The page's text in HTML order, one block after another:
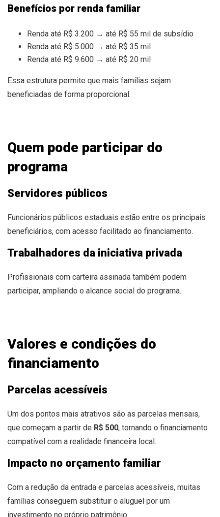
Benefícios por renda familiar
Renda até R$ 3.200 → até R$ 55 mil de subsídio
Renda até R$ 5.000 → até R$ 35 mil
Renda até R$ 9.600 → até R$ 20 mil
Essa estrutura permite que mais famílias sejam
beneficiadas de forma proporcional.
Quem pode participar do
programa
Servidores públicos
Funcionários públicos estaduais estão entre os principais
beneficiários, com acesso facilitado ao financiamento.
Trabalhadores da iniciativa privada
Profissionais com carteira assinada também podem
participar, ampliando o alcance social do programa.
Valores e condições do
financiamento
Parcelas acessíveis
Um dos pontos mais atrativos são as parcelas mensais,
que começam a partir de R$ 500, tornando o financiamento
compatível com a realidade financeira local.
Impacto no orçamento familiar
Com a redução da entrada e parcelas acessíveis, muitas
famílias conseguem substituir o aluguel por um
investimento no próprio patrimônio.